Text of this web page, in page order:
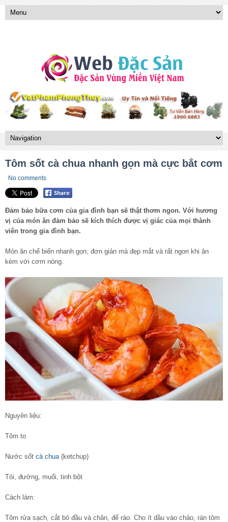
Tôm sốt cà chua nhanh gọn mà cực bắt cơm
No comments
Đảm bảo bữa cơm của gia đình bạn sẽ thật thơm ngon. Với hương
vị của món ăn đảm bảo sẽ kích thích được vị giác của mọi thành
viên trong gia đình bạn.
Món ăn chế biến nhanh gọn, đơn giản mà đẹp mắt và rất ngon khi ăn
kèm với cơm nóng.
Nguyên liệu:
Tôm to
Nước sốt cà chua (ketchup)
Tỏi, đường, muối, tinh bột
Cách làm:
Tôm rửa sạch, cắt bỏ đầu và chân, để ráo. Cho ít dầu vào chảo, rán tôm